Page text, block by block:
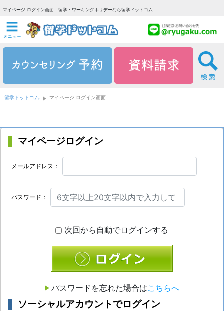
マイページ ログイン画面 | 留学・ワーキングホリデーなら留学ドットコム
留学ドットコム マイページ ログイン画面
マイページログイン
メールアドレス：
パスワード：
次回から自動でログインする
パスワードを忘れた場合はこちらへ
ソーシャルアカウントでログイン